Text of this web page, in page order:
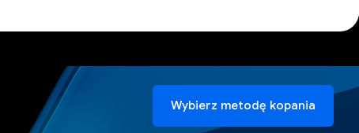
Wybierz metodę kopania